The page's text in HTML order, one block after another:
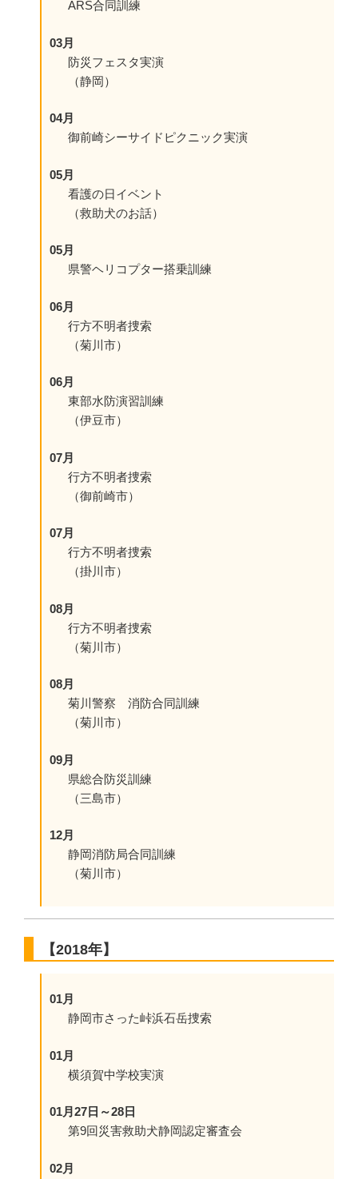
ARS合同訓練
03月
防災フェスタ実演
（静岡）
04月
御前崎シーサイドピクニック実演
05月
看護の日イベント
（救助犬のお話）
05月
県警ヘリコプター搭乗訓練
06月
行方不明者捜索
（菊川市）
06月
東部水防演習訓練
（伊豆市）
07月
行方不明者捜索
（御前崎市）
07月
行方不明者捜索
（掛川市）
08月
行方不明者捜索
（菊川市）
08月
菊川警察 消防合同訓練
（菊川市）
09月
県総合防災訓練
（三島市）
12月
静岡消防局合同訓練
（菊川市）
【2018年】
01月
静岡市さった峠浜石岳捜索
01月
横須賀中学校実演
01月27日～28日
第9回災害救助犬静岡認定審査会
02月